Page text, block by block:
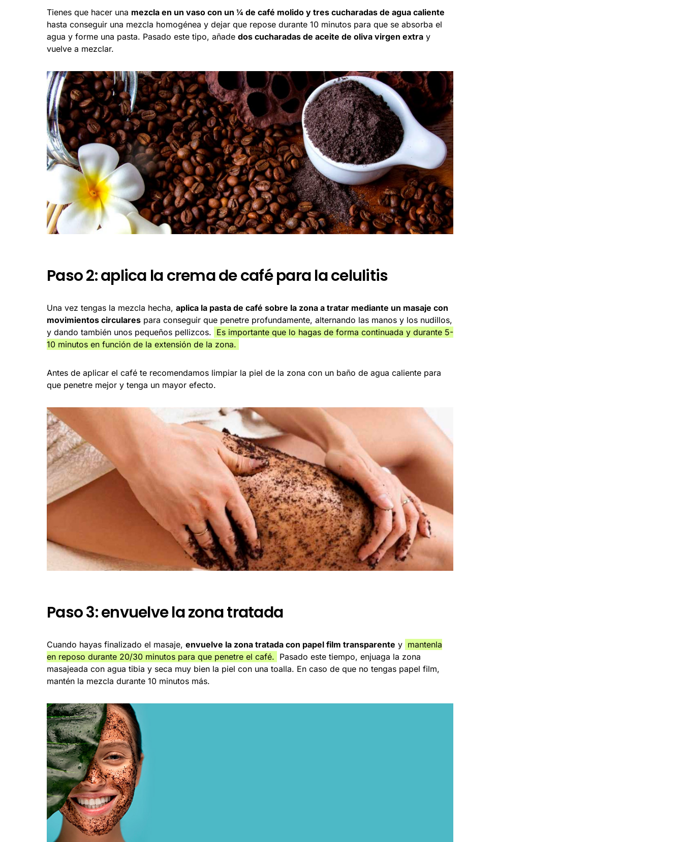
Tienes que hacer una mezcla en un vaso con un ¼ de café molido y tres cucharadas de agua caliente
hasta conseguir una mezcla homogénea y dejar que repose durante 10 minutos para que se absorba el
agua y forme una pasta. Pasado este tipo, añade dos cucharadas de aceite de oliva virgen extra y
vuelve a mezclar.
Paso 2: aplica la crema de café para la celulitis
Una vez tengas la mezcla hecha, aplica la pasta de café sobre la zona a tratar mediante un masaje con
movimientos circulares para conseguir que penetre profundamente, alternando las manos y los nudillos,
y dando también unos pequeños pellizcos. Es importante que lo hagas de forma continuada y durante 5-
10 minutos en función de la extensión de la zona.
Antes de aplicar el café te recomendamos limpiar la piel de la zona con un baño de agua caliente para
que penetre mejor y tenga un mayor efecto.
Paso 3: envuelve la zona tratada
Cuando hayas finalizado el masaje, envuelve la zona tratada con papel film transparente y mantenla
en reposo durante 20/30 minutos para que penetre el café. Pasado este tiempo, enjuaga la zona
masajeada con agua tibia y seca muy bien la piel con una toalla. En caso de que no tengas papel film,
mantén la mezcla durante 10 minutos más.